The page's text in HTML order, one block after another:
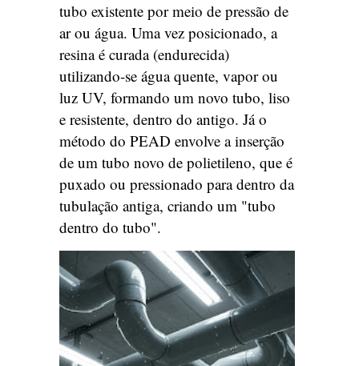
tubo existente por meio de pressão de
ar ou água. Uma vez posicionado, a
resina é curada (endurecida)
utilizando-se água quente, vapor ou
luz UV, formando um novo tubo, liso
e resistente, dentro do antigo. Já o
método do PEAD envolve a inserção
de um tubo novo de polietileno, que é
puxado ou pressionado para dentro da
tubulação antiga, criando um "tubo
dentro do tubo".